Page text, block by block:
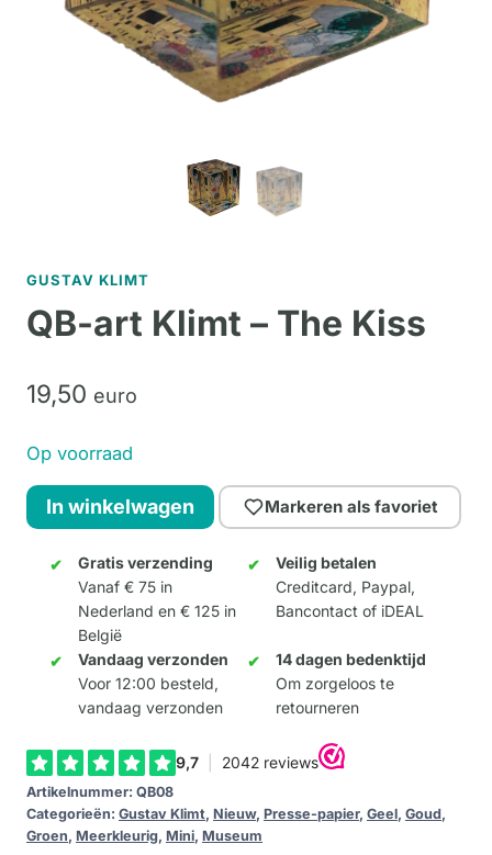
GUSTAV KLIMT
QB-art Klimt – The Kiss
19,50 euro
Op voorraad
QB-
art
Klimt
Kiss
aantal
In winkelwagen Markeren als favoriet
Gratis verzending
Vanaf € 75 in
Nederland en € 125 in
België
Veilig betalen
Creditcard, Paypal,
Bancontact of iDEAL
Vandaag verzonden
Voor 12:00 besteld,
vandaag verzonden
14 dagen bedenktijd
Om zorgeloos te
retourneren
Artikelnummer: QB08
Categorieën: Gustav Klimt, Nieuw, Presse-papier, Geel, Goud,
Groen, Meerkleurig, Mini, Museum